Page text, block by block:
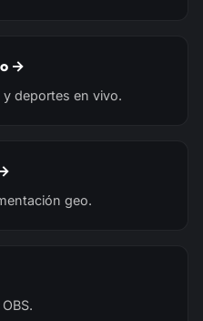
→
deportes en vivo.
geo.